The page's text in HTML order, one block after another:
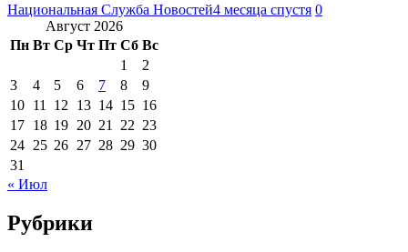
Национальная Служба Новостей4 месяца спустя 0
Август 2026
Пн Вт Ср Чт Пт Сб Вс
1
2
3
4 5 6 7 8
9
10 11 12 13 14 15 16
17 18 19 20 21 22 23
24 25 26 27 28 29 30
31
« Июл
Рубрики